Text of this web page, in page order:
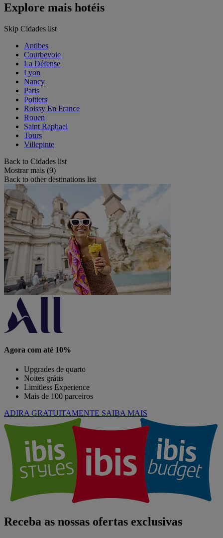
Explore mais hotéis
Skip Cidades list
Antibes
Courbevoie
La Défense
Lyon
Nancy
Paris
Poitiers
Roissy En France
Rouen
Saint Raphael
Tours
Villepinte
Back to Cidades list
Mostrar mais (9)
Back to other destinations list
Agora com até 10%
Upgrades de quarto
Noites grátis
Limitless Experience
Mais de 100 parceiros
ADIRA GRATUITAMENTE SAIBA MAIS
Receba as nossas ofertas exclusivas